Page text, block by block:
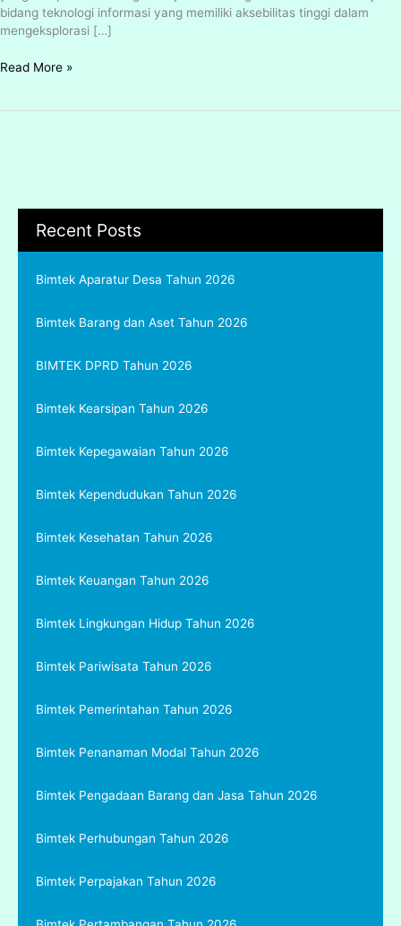
bidang teknologi informasi yang memiliki aksebilitas tinggi dalam
mengeksplorasi […]
Read More »
Recent Posts
Bimtek Aparatur Desa Tahun 2026
Bimtek Barang dan Aset Tahun 2026
BIMTEK DPRD Tahun 2026
Bimtek Kearsipan Tahun 2026
Bimtek Kepegawaian Tahun 2026
Bimtek Kependudukan Tahun 2026
Bimtek Kesehatan Tahun 2026
Bimtek Keuangan Tahun 2026
Bimtek Lingkungan Hidup Tahun 2026
Bimtek Pariwisata Tahun 2026
Bimtek Pemerintahan Tahun 2026
Bimtek Penanaman Modal Tahun 2026
Bimtek Pengadaan Barang dan Jasa Tahun 2026
Bimtek Perhubungan Tahun 2026
Bimtek Perpajakan Tahun 2026